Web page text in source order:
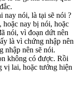
nay nói, là tại sẽ nói ?
nay bị nói, hoặc
nói, vì đoạn dứt nên
là vì chứng nhập nên
nhập nên sẽ nói.
không có được. Rồi
vị lai, hoặc tướng hiện